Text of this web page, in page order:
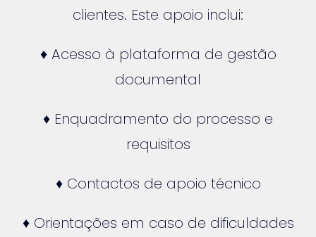
clientes. Este apoio inclui:
♦ Acesso à plataforma de gestão
documental
♦ Enquadramento do processo e
requisitos
♦ Contactos de apoio técnico
♦ Orientações em caso de dificuldades